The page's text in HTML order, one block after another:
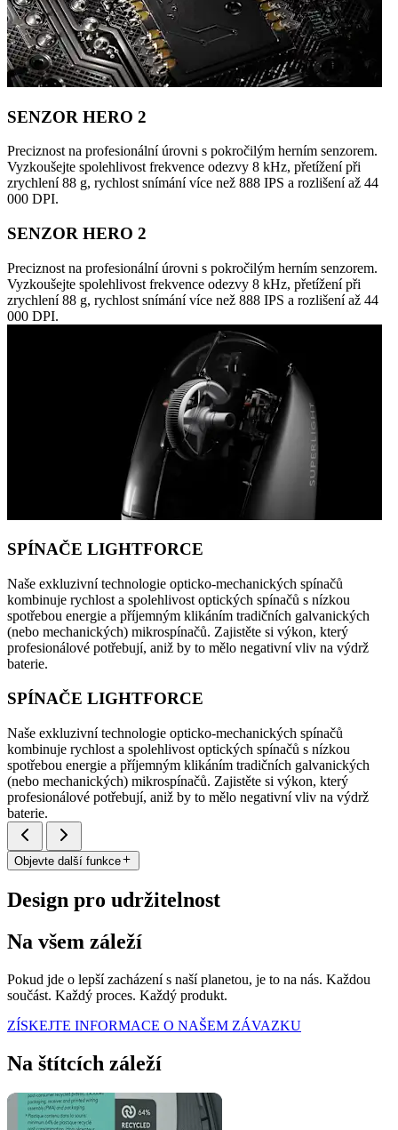
SENZOR HERO 2
Preciznost na profesionální úrovni s pokročilým herním senzorem.
Vyzkoušejte spolehlivost frekvence odezvy 8 kHz, přetížení při
zrychlení 88 g, rychlost snímání více než 888 IPS a rozlišení až 44
000 DPI.
SENZOR HERO 2
Preciznost na profesionální úrovni s pokročilým herním senzorem.
Vyzkoušejte spolehlivost frekvence odezvy 8 kHz, přetížení při
zrychlení 88 g, rychlost snímání více než 888 IPS a rozlišení až 44
000 DPI.
SPÍNAČE LIGHTFORCE
Naše exkluzivní technologie opticko-mechanických spínačů
kombinuje rychlost a spolehlivost optických spínačů s nízkou
spotřebou energie a příjemným klikáním tradičních galvanických
(nebo mechanických) mikrospínačů. Zajistěte si výkon, který
profesionálové potřebují, aniž by to mělo negativní vliv na výdrž
baterie.
SPÍNAČE LIGHTFORCE
Naše exkluzivní technologie opticko-mechanických spínačů
kombinuje rychlost a spolehlivost optických spínačů s nízkou
spotřebou energie a příjemným klikáním tradičních galvanických
(nebo mechanických) mikrospínačů. Zajistěte si výkon, který
profesionálové potřebují, aniž by to mělo negativní vliv na výdrž
baterie.
Objevte další funkce
Design pro udržitelnost
Na všem záleží
Pokud jde o lepší zacházení s naší planetou, je to na nás. Každou
součást. Každý proces. Každý produkt.
ZÍSKEJTE INFORMACE O NAŠEM ZÁVAZKU
Na štítcích záleží